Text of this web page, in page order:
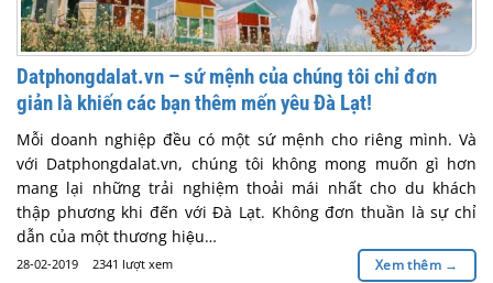
Datphongdalat.vn – sứ mệnh của chúng tôi chỉ đơn
giản là khiến các bạn thêm mến yêu Đà Lạt!
Mỗi doanh nghiệp đều có một sứ mệnh cho riêng mình. Và
với Datphongdalat.vn, chúng tôi không mong muốn gì hơn
mang lại những trải nghiệm thoải mái nhất cho du khách
thập phương khi đến với Đà Lạt. Không đơn thuần là sự chỉ
dẫn của một thương hiệu…
28-02-2019 2341 lượt xem Xem thêm →